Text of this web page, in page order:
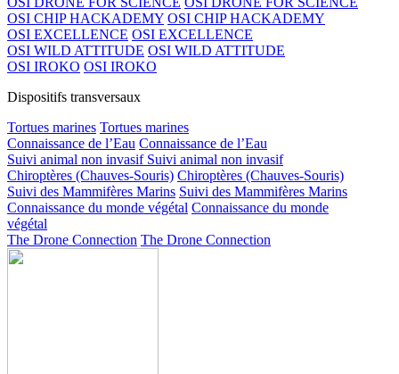
OSI CHIP HACKADEMY OSI CHIP HACKADEMY
OSI EXCELLENCE OSI EXCELLENCE
OSI WILD ATTITUDE OSI WILD ATTITUDE
OSI IROKO OSI IROKO
Dispositifs transversaux
Tortues marines Tortues marines
Connaissance de l’Eau Connaissance de l’Eau
Suivi animal non invasif Suivi animal non invasif
Chiroptères (Chauves-Souris) Chiroptères (Chauves-Souris)
Suivi des Mammifères Marins Suivi des Mammifères Marins
Connaissance du monde végétal Connaissance du monde
végétal
The Drone Connection The Drone Connection